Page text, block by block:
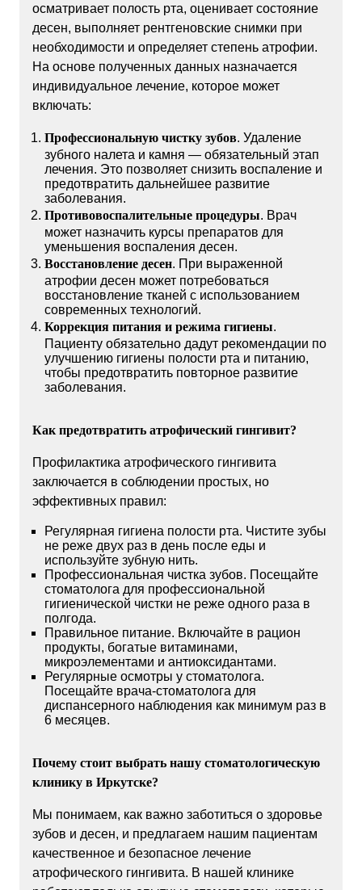
осматривает полость рта, оценивает состояние
десен, выполняет рентгеновские снимки при
необходимости и определяет степень атрофии.
На основе полученных данных назначается
индивидуальное лечение, которое может
включать:
Профессиональную чистку зубов. Удаление
зубного налета и камня — обязательный этап
лечения. Это позволяет снизить воспаление и
предотвратить дальнейшее развитие
заболевания.
Противовоспалительные процедуры. Врач
может назначить курсы препаратов для
уменьшения воспаления десен.
Восстановление десен. При выраженной
атрофии десен может потребоваться
восстановление тканей с использованием
современных технологий.
Коррекция питания и режима гигиены.
Пациенту обязательно дадут рекомендации по
улучшению гигиены полости рта и питанию,
чтобы предотвратить повторное развитие
заболевания.
Как предотвратить атрофический гингивит?
Профилактика атрофического гингивита
заключается в соблюдении простых, но
эффективных правил:
Регулярная гигиена полости рта. Чистите зубы
не реже двух раз в день после еды и
используйте зубную нить.
Профессиональная чистка зубов. Посещайте
стоматолога для профессиональной
гигиенической чистки не реже одного раза в
полгода.
Правильное питание. Включайте в рацион
продукты, богатые витаминами,
микроэлементами и антиоксидантами.
Регулярные осмотры у стоматолога.
Посещайте врача-стоматолога для
диспансерного наблюдения как минимум раз в
6 месяцев.
Почему стоит выбрать нашу стоматологическую
клинику в Иркутске?
Мы понимаем, как важно заботиться о здоровье
зубов и десен, и предлагаем нашим пациентам
качественное и безопасное лечение
атрофического гингивита. В нашей клинике